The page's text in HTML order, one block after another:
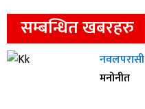
सम्बन्धित खबरहरु
नवलपरासी
मनोनीत